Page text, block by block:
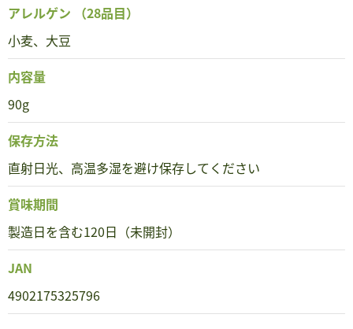
アレルゲン （28品目）
小麦、大豆
内容量
90g
保存方法
直射日光、高温多湿を避け保存してください
賞味期間
製造日を含む120日（未開封）
JAN
4902175325796